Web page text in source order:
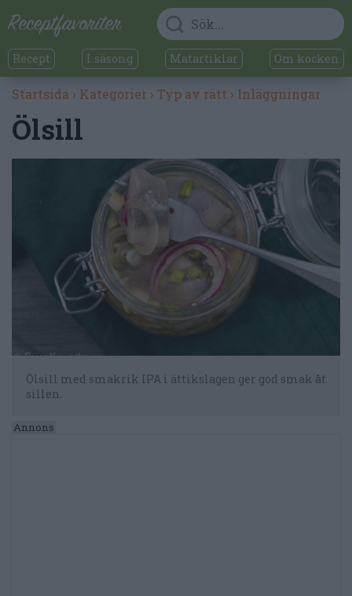
Recept I säsong Matartiklar Om kocken
Startsida › Kategorier › Typ av rätt › Inläggningar
Ölsill
Ölsill med smakrik IPA i ättikslagen ger god smak åt
sillen.